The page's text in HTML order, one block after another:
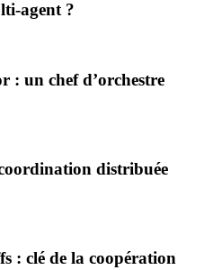
agent ?
: un chef d’orchestre
distribuée
: clé de la coopération